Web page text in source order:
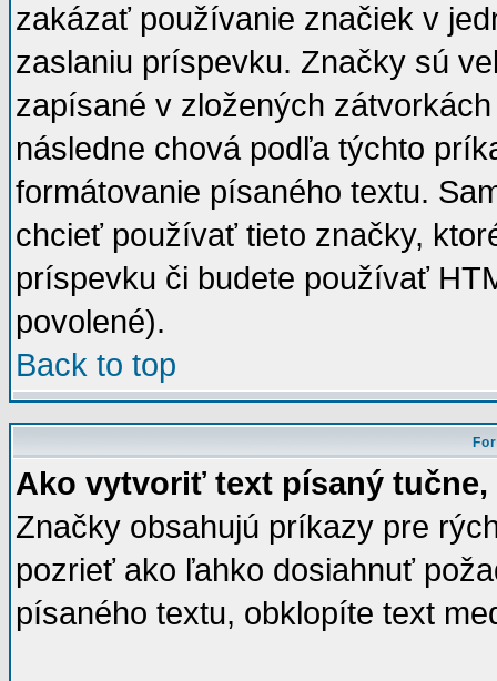
zakázať používanie značiek v
zaslaniu príspevku. Značky sú
zapísané v zložených
následne chová podľa týchto
formátovanie písaného textu.
chcieť používať tieto značky,
príspevku či budete používať
povolené).
Back to top
Ako vytvoriť text písaný
Značky obsahujú príkazy pre
pozrieť ako ľahko dosiahnuť
písaného textu, obklopíte text